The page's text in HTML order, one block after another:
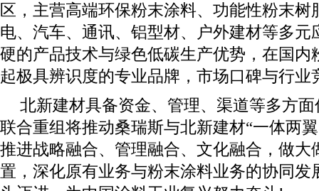
区，主营高端环保粉末涂料、功能性粉末树
电、汽车、通讯、铝型材、户外建材等多元
硬的产品技术与绿色低碳生产优势，在国内
起极具辨识度的专业品牌，市场口碑与行业
北新建材具备资金、管理、渠道等多方
联合重组将推动桑瑞斯与北新建材“一体两
推进战略融合、管理融合、文化融合，做大
置，深化原有业务与粉末涂料业务的协同发